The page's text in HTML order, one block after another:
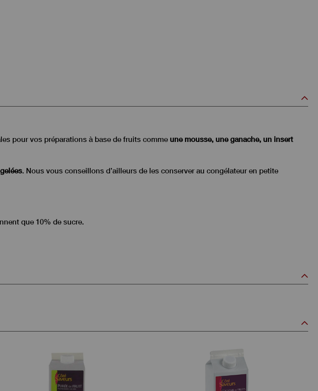
pour vos préparations à base de fruits comme une mousse, une ganache, un insert
. Nous vous conseillons d’ailleurs de les conserver au congélateur en petite
que 10% de sucre.